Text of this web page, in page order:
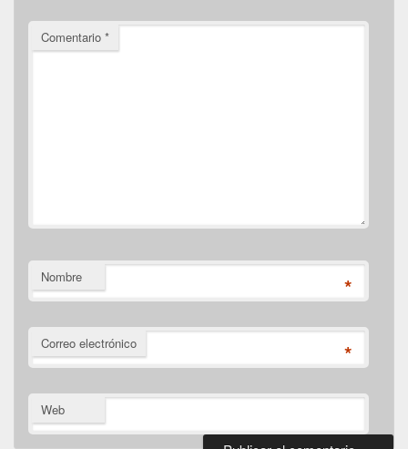
Comentario *
Nombre *
Correo electrónico *
Web